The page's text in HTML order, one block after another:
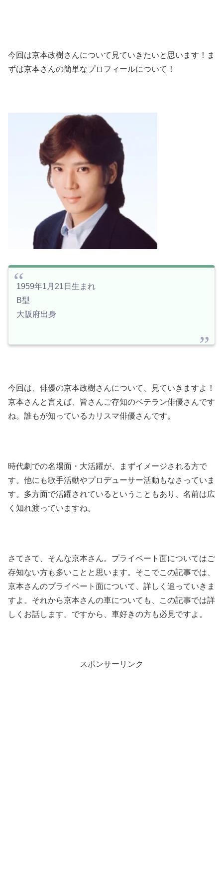
今回は京本政樹さんについて見ていきたいと思います！ま
ずは京本さんの簡単なプロフィールについて！
1959年1 月 21 日生まれ
B型
大阪府出身
今回は、俳優の京本政樹さんについて、見ていきますよ！
京本さんと言えば、皆さんご存知のベテラン俳優さんです
ね。誰もが知っているカリスマ俳優さんです。
時代劇での名場面・大活躍が、まずイメージされる方で
す。 他にも歌手活動やプロデューサー活動もなさっていま
す。多方面で活躍されているということもあり、名前は広
く知れ渡っていますね。
さてさて、そんな京本さん。プライベート面についてはご
存知ない方も多いことと思います。 そこでこの記事では、
京本さんのプライベート面について、詳しく追っていきま
すよ。それから京本さんの車についても、この記事では詳
しくお話します。ですから、車好きの方も必見ですよ。
スポンサーリンク